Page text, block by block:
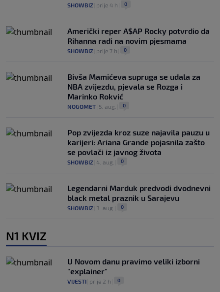
SHOWBIZ prije 4 h 0
Američki reper A$AP Rocky potvrdio da
Rihanna radi na novim pjesmama
SHOWBIZ prije 7 h 0
Bivša Mamićeva supruga se udala za
NBA zvijezdu, pjevala se Rozga i
Marinko Rokvić
NOGOMET 5. aug. 0
Pop zvijezda kroz suze najavila pauzu u
karijeri: Ariana Grande pojasnila zašto
se povlači iz javnog života
SHOWBIZ 4. aug. 0
Legendarni Marduk predvodi dvodnevni
black metal praznik u Sarajevu
SHOWBIZ 3. aug. 0
N1 KVIZ
U Novom danu pravimo veliki izborni
"explainer"
VIJESTI prije 2 h 0